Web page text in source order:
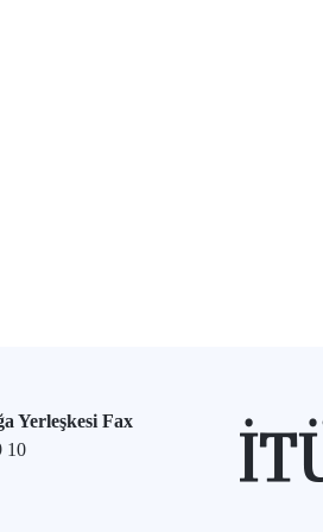
Yerleşkesi Fax
10